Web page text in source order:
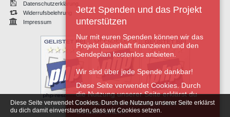
Datenschutzerklärung
Widerrufsbelehrung
Impressum
Jetzt Spenden und das Projekt
unterstützen
Nur mit euren Spenden können wir das
Projekt dauerhaft finanzieren und den
Sendeplan kostenlos anbieten.
Wir sind über jede Spende dankbar!
Diese Seite verwendet Cookies. Durch
die Nutzung unserer Seite erklärst du
dich damit einverstanden, dass wir
Cookies setzen.
Diese Seite verwendet Cookies. Durch die Nutzung unserer Seite erklärst
du dich damit einverstanden, dass wir Cookies setzen.